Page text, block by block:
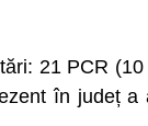
21 PCR
în județ a